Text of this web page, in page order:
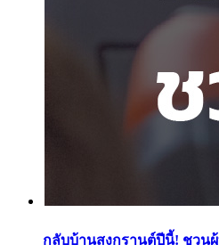
กลับบ้านสงกรานต์ปีนี้! ชวน